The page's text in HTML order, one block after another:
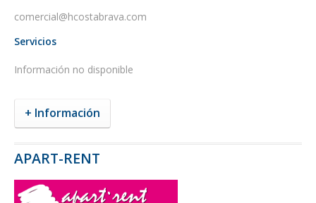
comercial@hcostabrava.com
Servicios
Información no disponible
+ Información
APART-RENT